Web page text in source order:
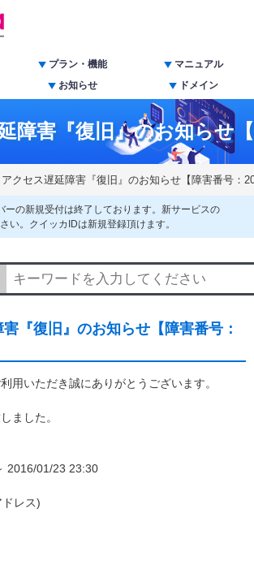
プラン・機能
マニュアル
お知らせ ドメイン
障害『復旧』のお知らせ
アクセス遅延障害『復旧』のお知らせ【障害番号：
ーの新規受付は終了しております。新サービスの
い。クイッカIDは新規登録頂けます。
『復旧』のお知らせ【障害番号：
用いただき誠にありがとうございます。
ました。
2016/01/23 23:30
レス)